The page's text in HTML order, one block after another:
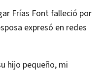
Frías Font falleció por
expresó en redes
hijo pequeño, mi